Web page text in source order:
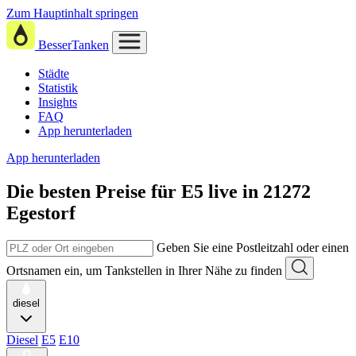
Zum Hauptinhalt springen
BesserTanken
Städte
Statistik
Insights
FAQ
App herunterladen
App herunterladen
Die besten Preise für E5 live in 21272
Egestorf
Geben Sie eine Postleitzahl oder einen
Ortsnamen ein, um Tankstellen in Ihrer Nähe zu finden
diesel
Diesel E5 E10